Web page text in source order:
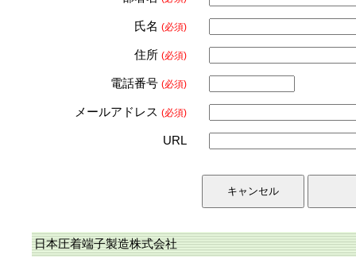
氏名 (必須)
住所 (必須)
電話番号 (必須)
メールアドレス (必須)
URL
日本圧着端子製造株式会社